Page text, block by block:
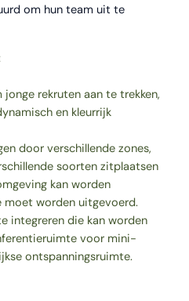
om hun team uit te
rekruten aan te trekken,
en kleurrijk
door verschillende zones,
soorten zitplaatsen
kan worden
moet worden uitgevoerd.
integreren die kan worden
voor mini-
ontspanningsruimte.